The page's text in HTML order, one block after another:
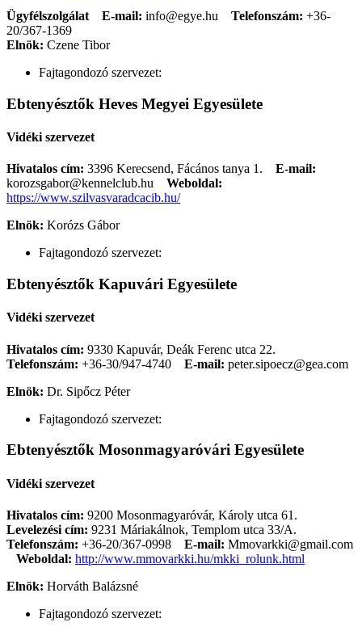
Ügyfélszolgálat
E-mail: info@egye.hu Telefonszám: +36-
20/367-1369
Elnök: Czene Tibor
Fajtagondozó szervezet:
Ebtenyésztők Heves Megyei Egyesülete
Vidéki szervezet
Hivatalos cím: 3396 Kerecsend, Fácános tanya 1. E-mail:
korozsgabor@kennelclub.hu
Weboldal:
https://www.szilvasvaradcacib.hu/
Elnök: Korózs Gábor
Fajtagondozó szervezet:
Ebtenyésztők Kapuvári Egyesülete
Vidéki szervezet
Hivatalos cím: 9330 Kapuvár, Deák Ferenc utca 22.
Telefonszám: +36-30/947-4740 E-mail: peter.sipoecz@gea.com
Elnök: Dr. Sipőcz Péter
Fajtagondozó szervezet:
Ebtenyésztők Mosonmagyaróvári Egyesülete
Vidéki szervezet
Hivatalos cím: 9200 Mosonmagyaróvár, Károly utca 61.
Levelezési cím: 9231 Máriakálnok, Templom utca 33/A.
Telefonszám: +36-20/367-0998 E-mail: Mmovarkki@gmail.com
Weboldal: http://www.mmovarkki.hu/mkki_rolunk.html
Elnök: Horváth Balázsné
Fajtagondozó szervezet: